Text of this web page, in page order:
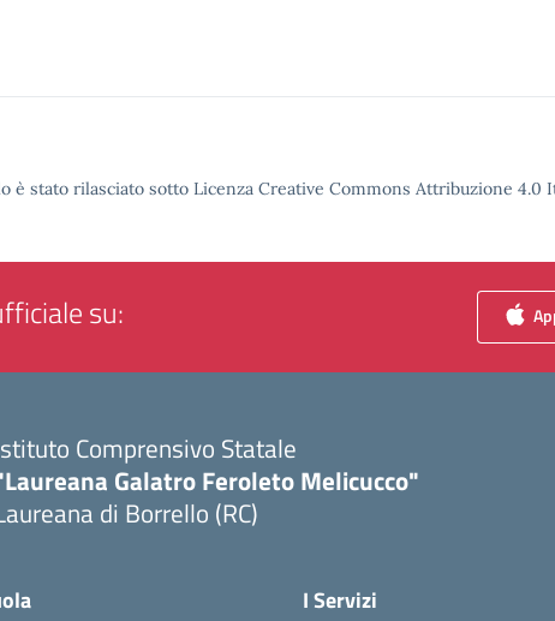
è stato rilasciato sotto Licenza Creative Commons Attribuzione 4.0
su:
Comprensivo Statale
Galatro Feroleto Melicucco"
di Borrello (RC)
I Servizi